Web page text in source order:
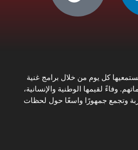
مستمعيها كل يوم من خلال برامج غنية
وفاءً لقيمها الوطنية والإنسانية،
وتجمع جمهورًا واسعًا حول لحظات